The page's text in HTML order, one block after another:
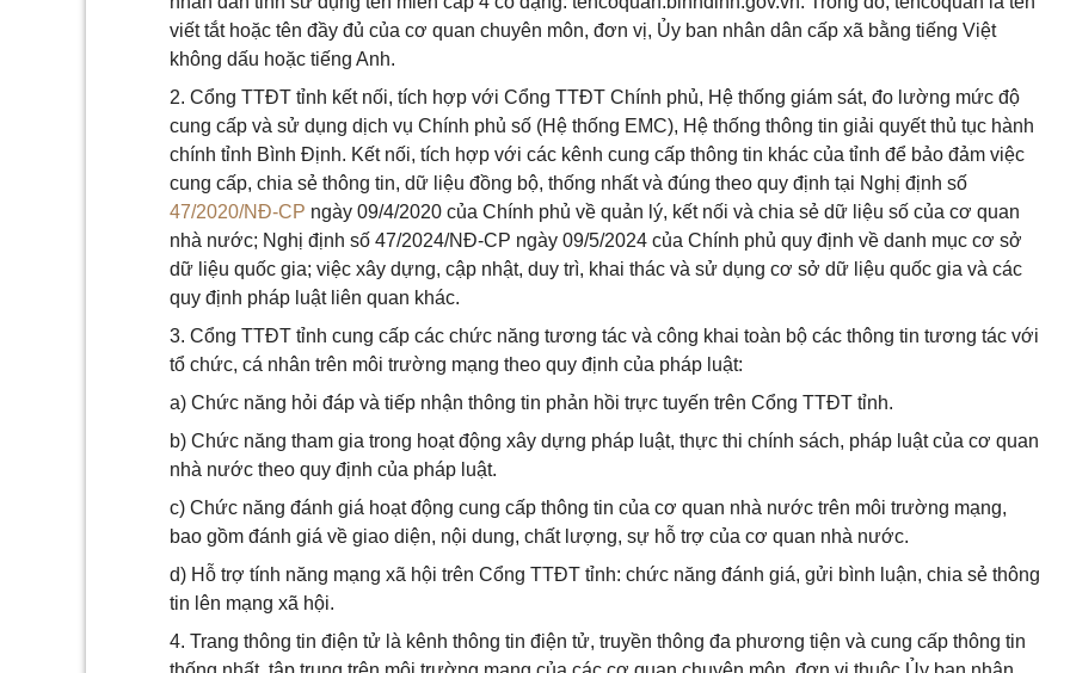
viết tắt hoặc tên đầy đủ của cơ quan chuyên môn, đơn vị, Ủy ban nhân dân cấp xã bằng tiếng Việt
không dấu hoặc tiếng Anh.
2. Cổng TTĐT tỉnh kết nối, tích hợp với Cổng TTĐT Chính phủ, Hệ thống giám sát, đo lường mức độ
cung cấp và sử dụng dịch vụ Chính phủ số (Hệ thống EMC), Hệ thống thông tin giải quyết thủ tục hành
chính tỉnh Bình Định. Kết nối, tích hợp với các kênh cung cấp thông tin khác của tỉnh để bảo đảm việc
cung cấp, chia sẻ thông tin, dữ liệu đồng bộ, thống nhất và đúng theo quy định tại Nghị định số
47/2020/NĐ-CP ngày 09/4/2020 của Chính phủ về quản lý, kết nối và chia sẻ dữ liệu số của cơ quan
nhà nước; Nghị định số 47/2024/NĐ-CP ngày 09/5/2024 của Chính phủ quy định về danh mục cơ sở
dữ liệu quốc gia; việc xây dựng, cập nhật, duy trì, khai thác và sử dụng cơ sở dữ liệu quốc gia và các
quy định pháp luật liên quan khác.
3. Cổng TTĐT tỉnh cung cấp các chức năng tương tác và công khai toàn bộ các thông tin tương tác với
tổ chức, cá nhân trên môi trường mạng theo quy định của pháp luật:
a) Chức năng hỏi đáp và tiếp nhận thông tin phản hồi trực tuyến trên Cổng TTĐT tỉnh.
b) Chức năng tham gia trong hoạt động xây dựng pháp luật, thực thi chính sách, pháp luật của cơ quan
nhà nước theo quy định của pháp luật.
c) Chức năng đánh giá hoạt động cung cấp thông tin của cơ quan nhà nước trên môi trường mạng,
bao gồm đánh giá về giao diện, nội dung, chất lượng, sự hỗ trợ của cơ quan nhà nước.
d) Hỗ trợ tính năng mạng xã hội trên Cổng TTĐT tỉnh: chức năng đánh giá, gửi bình luận, chia sẻ thông
tin lên mạng xã hội.
4. Trang thông tin điện tử là kênh thông tin điện tử, truyền thông đa phương tiện và cung cấp thông tin